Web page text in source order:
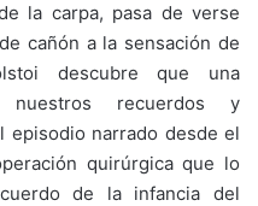
la carpa, pasa de verse
cañón a la sensación de
descubre que una
nuestros recuerdos y
episodio narrado desde el
quirúrgica que lo
de la infancia del